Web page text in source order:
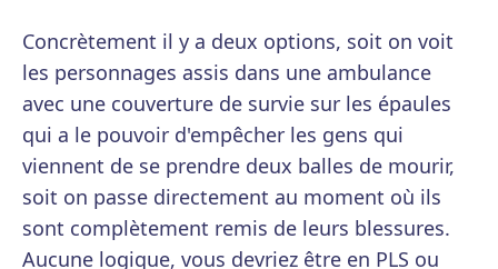
Concrètement il y a deux options, soit on voit
les personnages assis dans une ambulance
avec une couverture de survie sur les épaules
qui a le pouvoir d'empêcher les gens qui
viennent de se prendre deux balles de mourir,
soit on passe directement au moment où ils
sont complètement remis de leurs blessures.
Aucune logique, vous devriez être en PLS ou